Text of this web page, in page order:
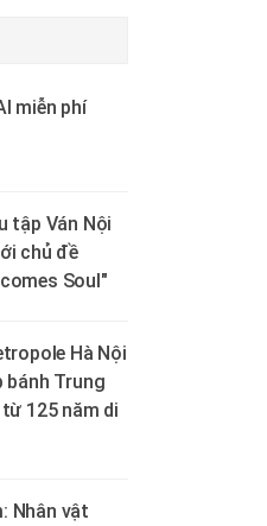
miễn phí
tập Ván Nội
chủ đề
Soul"
Hà Nội
bánh Trung
125 năm di
Nhân vật